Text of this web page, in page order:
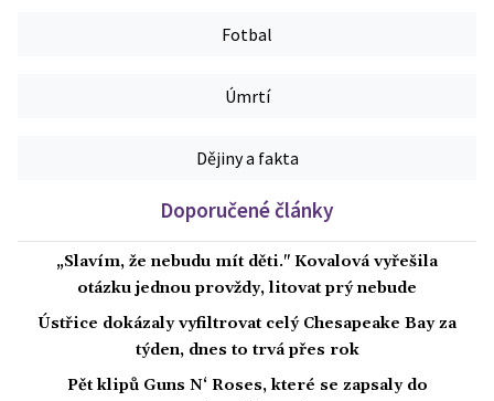
Fotbal
Úmrtí
Dějiny a fakta
Doporučené články
„Slavím, že nebudu mít děti." Kovalová vyřešila
otázku jednou provždy, litovat prý nebude
Ústřice dokázaly vyfiltrovat celý Chesapeake Bay za
týden, dnes to trvá přes rok
Pět klipů Guns N‘ Roses, které se zapsaly do